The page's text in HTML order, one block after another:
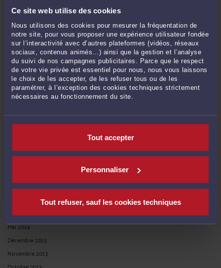
Ce site web utilise des cookies
Nous utilisons des cookies pour mesurer la fréquentation de
notre site, pour vous proposer une expérience utilisateur fondée
sur l’interactivité avec d’autres plateformes (vidéos, réseaux
sociaux, contenus animés…) ainsi que la gestion et l’analyse
du suivi de nos campagnes publicitaires. Parce que le respect
de votre vie privée est essentiel pour nous, nous vous laissons
le choix de les accepter, de les refuser tous ou de les
paramétrer, à l’exception des cookies techniques strictement
nécessaires au fonctionnement du site.
Tout accepter
Personnaliser
Tout refuser, sauf les cookies techniques
ARCHIVES
Février 2021
Décembre 2017
Octobre 2014
Juin 2014
Mai 2014
Décembre 2013
Novembre 2013